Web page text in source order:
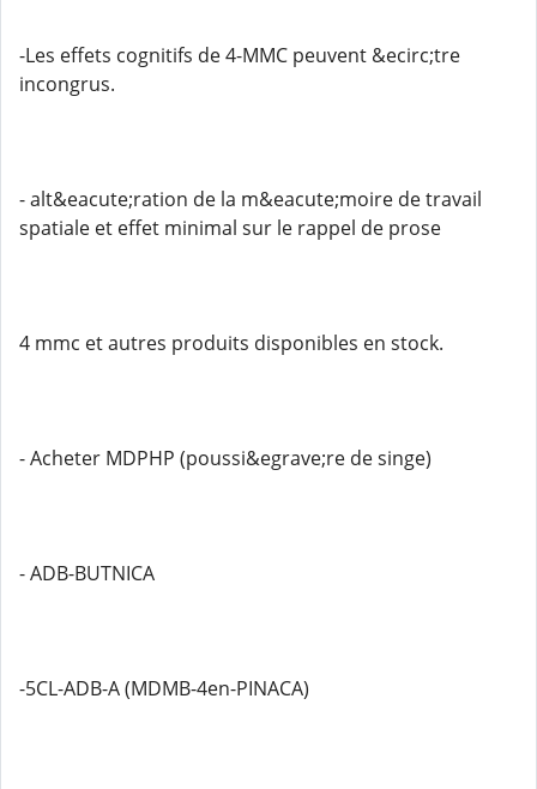
-Les effets cognitifs de 4-MMC peuvent &ecirc;tre
incongrus.
- alt&eacute;ration de la m&eacute;moire de travail
spatiale et effet minimal sur le rappel de prose
4 mmc et autres produits disponibles en stock.
- Acheter MDPHP (poussi&egrave;re de singe)
- ADB-BUTNICA
-5CL-ADB-A (MDMB-4en-PINACA)